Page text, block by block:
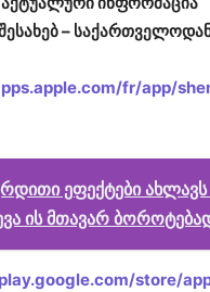
–
fr/app/
ეფექტები
ის მთავარ
store/